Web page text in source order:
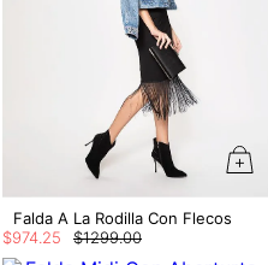
Falda A La Rodilla Con Flecos
$1299.00
$974 25